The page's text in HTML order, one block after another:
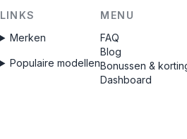
LINKS
Merken
Populaire modellen
MENU
FAQ
Blog
Bonussen &
Dashboard